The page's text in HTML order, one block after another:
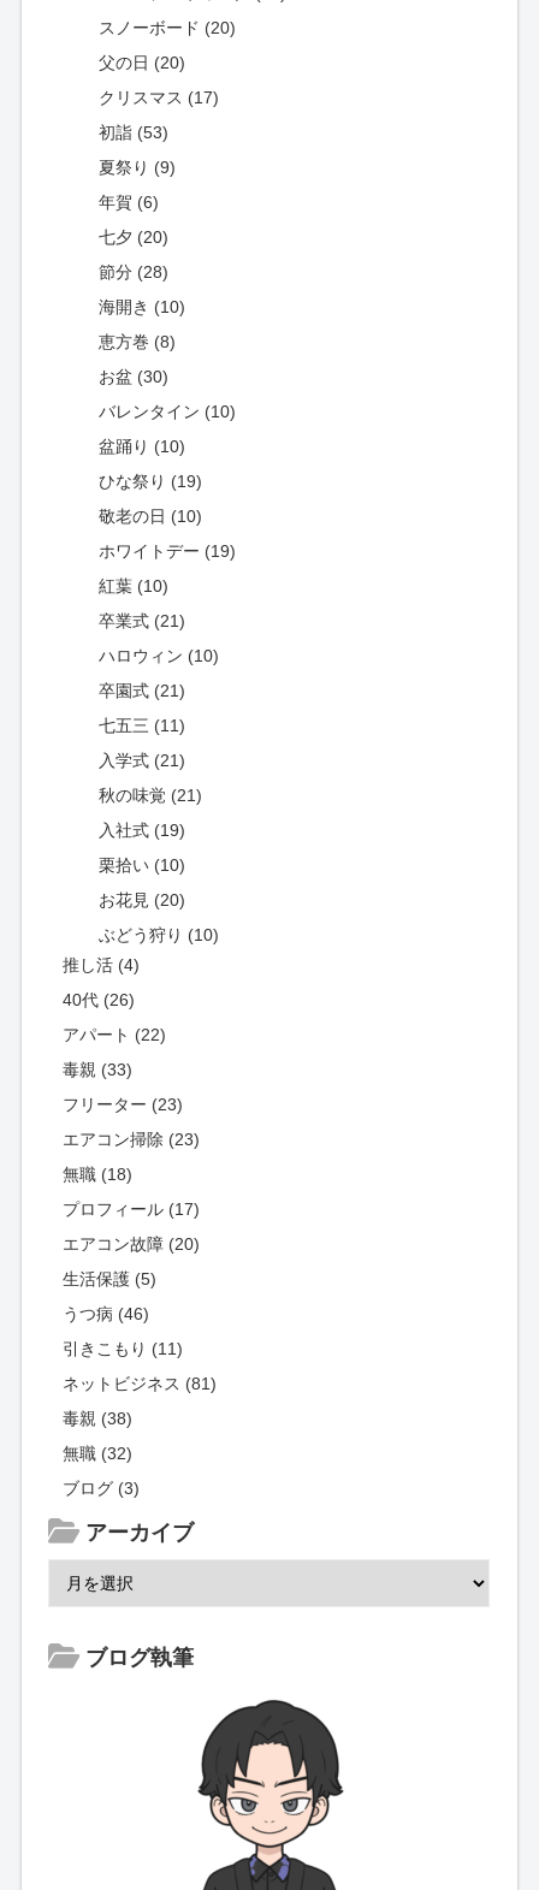
スノーボード (20)
父の日 (20)
クリスマス (17)
初詣 (53)
夏祭り (9)
年賀 (6)
七夕 (20)
節分 (28)
海開き (10)
恵方巻 (8)
お盆 (30)
バレンタイン (10)
盆踊り (10)
ひな祭り (19)
敬老の日 (10)
ホワイトデー (19)
紅葉 (10)
卒業式 (21)
ハロウィン (10)
卒園式 (21)
七五三 (11)
入学式 (21)
秋の味覚 (21)
入社式 (19)
栗拾い (10)
お花見 (20)
ぶどう狩り (10)
推し活 (4)
40代 (26)
アパート (22)
毒親 (33)
フリーター (23)
エアコン掃除 (23)
無職 (18)
プロフィール (17)
エアコン故障 (20)
生活保護 (5)
うつ病 (46)
引きこもり (11)
ネットビジネス (81)
毒親 (38)
無職 (32)
ブログ (3)
アーカイブ
ブログ執筆